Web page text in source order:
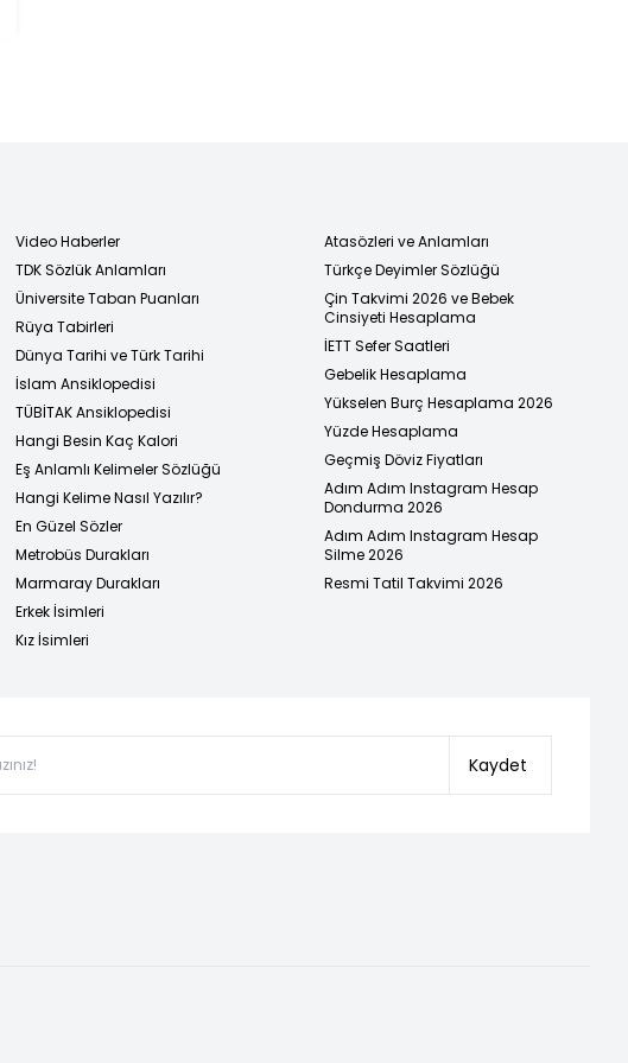
Video Haberler
TDK Sözlük Anlamları
Üniversite Taban Puanları
Rüya Tabirleri
Dünya Tarihi ve Türk Tarihi
İslam Ansiklopedisi
TÜBİTAK Ansiklopedisi
Hangi Besin Kaç Kalori
Eş Anlamlı Kelimeler Sözlüğü
Hangi Kelime Nasıl Yazılır?
En Güzel Sözler
Metrobüs Durakları
Marmaray Durakları
Erkek İsimleri
Kız İsimleri
Atasözleri ve Anlamları
Türkçe Deyimler Sözlüğü
Çin Takvimi 2026 ve Bebek
Cinsiyeti Hesaplama
İETT Sefer Saatleri
Gebelik Hesaplama
Yükselen Burç Hesaplama 2026
Yüzde Hesaplama
Geçmiş Döviz Fiyatları
Adım Adım Instagram Hesap
Dondurma 2026
Adım Adım Instagram Hesap
Silme 2026
Resmi Tatil Takvimi 2026
Kaydet